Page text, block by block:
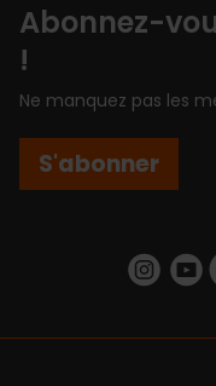
Abonnez-
!
Ne manquez pas les
S'abonner
https://